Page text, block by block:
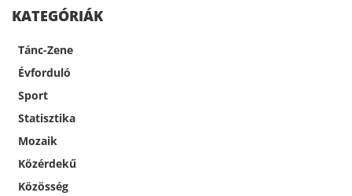
KATEGÓRIÁK
Tánc-Zene
Évforduló
Sport
Statisztika
Mozaik
Közérdekű
Közösség